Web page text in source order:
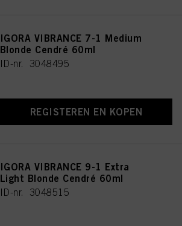
IGORA VIBRANCE 7-1 Medium
Blonde Cendré 60ml
ID-nr. 3048495
REGISTEREN EN KOPEN
IGORA VIBRANCE 9-1 Extra
Light Blonde Cendré 60ml
ID-nr. 3048515